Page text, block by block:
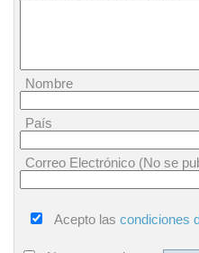
Nombre
País
Correo Electrónico (No se
Acepto las condiciones